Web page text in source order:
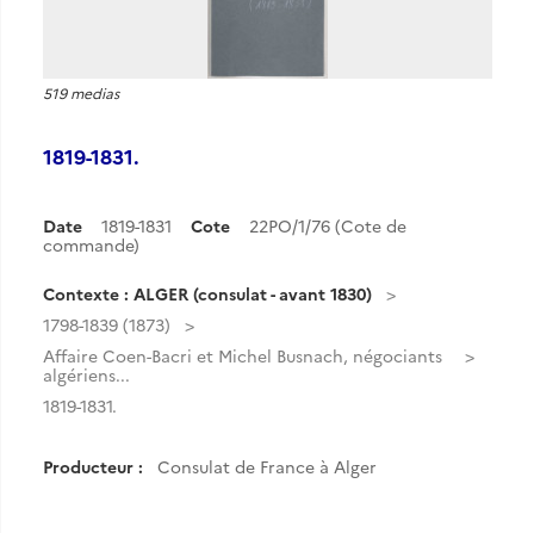
519 medias
1819-1831.
Date 1819-1831 Cote
22PO/1/76 (Cote de
commande)
Contexte : ALGER (consulat - avant 1830)
1798-1839 (1873)
Affaire Coen-Bacri et Michel Busnach, négociants
algériens...
1819-1831.
Producteur : Consulat de France à Alger